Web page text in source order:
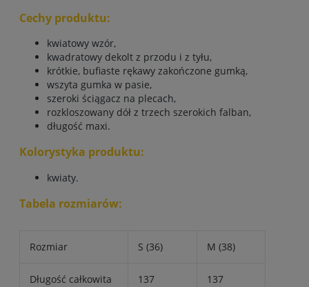
Cechy produktu:
kwiatowy wzór,
kwadratowy dekolt z przodu i z tyłu,
krótkie, bufiaste rękawy zakończone gumką,
wszyta gumka w pasie,
szeroki ściągacz na plecach,
rozkloszowany dół z trzech szerokich falban,
długość maxi.
Kolorystyka produktu:
kwiaty.
Tabela rozmiarów:
Rozmiar S (36) M (38)
Długość całkowita 137 137